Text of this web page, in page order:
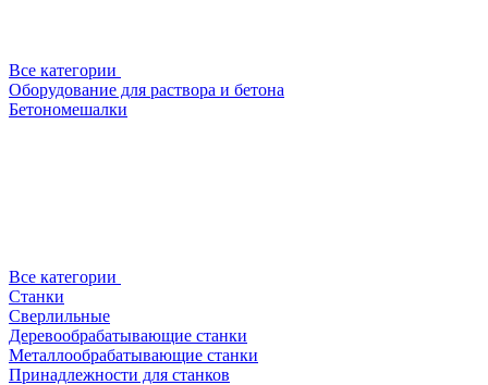
Все категории
Оборудование для раствора и бетона
Бетономешалки
Все категории
Станки
Сверлильные
Деревообрабатывающие станки
Металлообрабатывающие станки
Принадлежности для станков